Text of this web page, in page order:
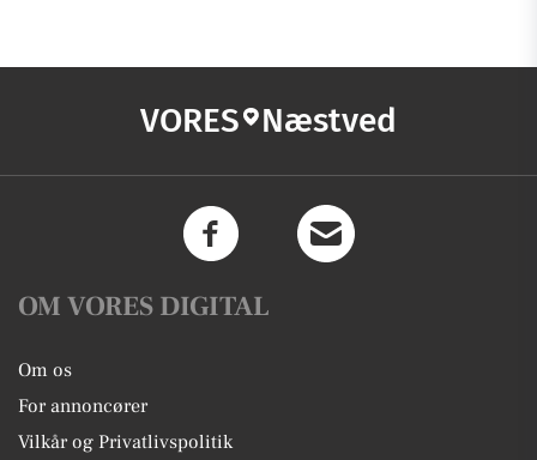
VORES Næstved
OM VORES DIGITAL
Om os
For annoncører
Vilkår og Privatlivspolitik